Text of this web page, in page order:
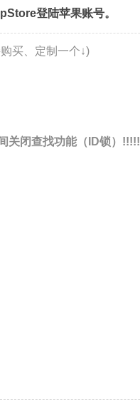
登陆苹果账号。
买、定制一个↓)
关闭查找功能（ID锁）!!!!!